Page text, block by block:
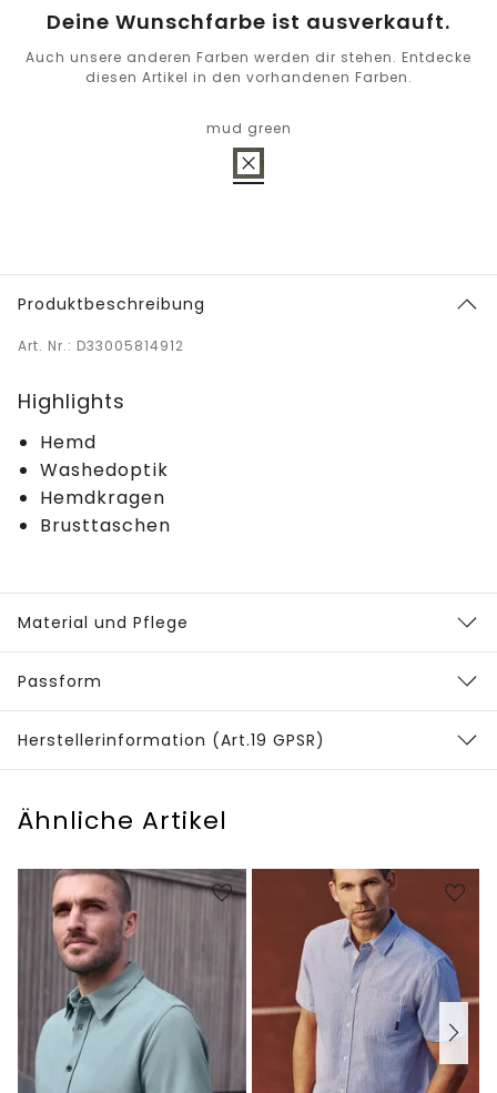
Deine Wunschfarbe ist ausverkauft.
Auch unsere anderen Farben werden dir stehen. Entdecke
diesen Artikel in den vorhandenen Farben.
mud green
Produktbeschreibung
Art. Nr.: D33005814912
Highlights
Hemd
Washedoptik
Hemdkragen
Brusttaschen
Material und Pflege
Passform
Herstellerinformation (Art.19 GPSR)
Ähnliche Artikel